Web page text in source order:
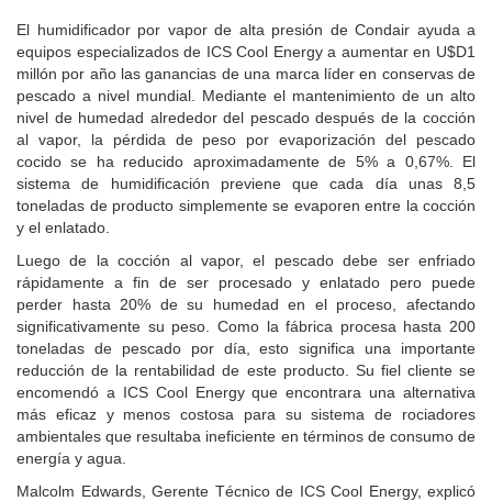
El humidificador por vapor de alta presión de Condair ayuda a
equipos especializados de ICS Cool Energy a aumentar en U$D1
millón por año las ganancias de una marca líder en conservas de
pescado a nivel mundial. Mediante el mantenimiento de un alto
nivel de humedad alrededor del pescado después de la cocción
al vapor, la pérdida de peso por evaporización del pescado
cocido se ha reducido aproximadamente de 5% a 0,67%. El
sistema de humidificación previene que cada día unas 8,5
toneladas de producto simplemente se evaporen entre la cocción
y el enlatado.
Luego de la cocción al vapor, el pescado debe ser enfriado
rápidamente a fin de ser procesado y enlatado pero puede
perder hasta 20% de su humedad en el proceso, afectando
significativamente su peso. Como la fábrica procesa hasta 200
toneladas de pescado por día, esto significa una importante
reducción de la rentabilidad de este producto. Su fiel cliente se
encomendó a ICS Cool Energy que encontrara una alternativa
más eficaz y menos costosa para su sistema de rociadores
ambientales que resultaba ineficiente en términos de consumo de
energía y agua.
Malcolm Edwards, Gerente Técnico de ICS Cool Energy, explicó